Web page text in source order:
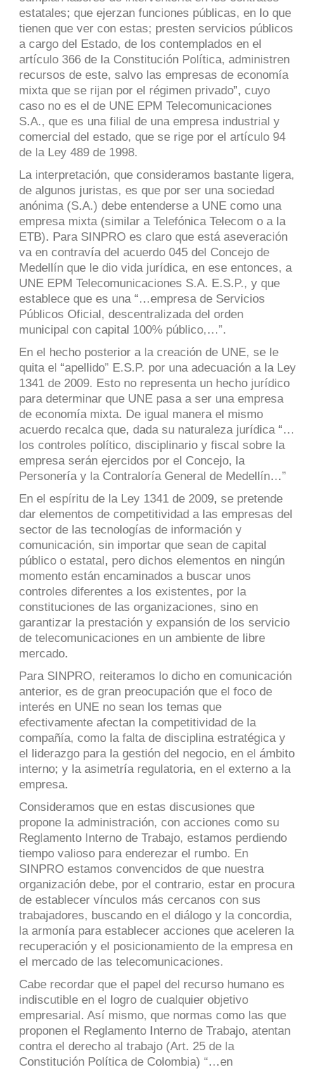
estatales; que ejerzan funciones públicas, en lo que
tienen que ver con estas; presten servicios públicos
a cargo del Estado, de los contemplados en el
artículo 366 de la Constitución Política, administren
recursos de este, salvo las empresas de economía
mixta que se rijan por el régimen privado”, cuyo
caso no es el de UNE EPM Telecomunicaciones
S.A., que es una filial de una empresa industrial y
comercial del estado, que se rige por el artículo 94
de la Ley 489 de 1998.
La interpretación, que consideramos bastante ligera,
de algunos juristas, es que por ser una sociedad
anónima (S.A.) debe entenderse a UNE como una
empresa mixta (similar a Telefónica Telecom o a la
ETB). Para SINPRO es claro que está aseveración
va en contravía del acuerdo 045 del Concejo de
Medellín que le dio vida jurídica, en ese entonces, a
UNE EPM Telecomunicaciones S.A. E.S.P., y que
establece que es una “…empresa de Servicios
Públicos Oficial, descentralizada del orden
municipal con capital 100% público,…”.
En el hecho posterior a la creación de UNE, se le
quita el “apellido” E.S.P. por una adecuación a la Ley
1341 de 2009. Esto no representa un hecho jurídico
para determinar que UNE pasa a ser una empresa
de economía mixta. De igual manera el mismo
acuerdo recalca que, dada su naturaleza jurídica “…
los controles político, disciplinario y fiscal sobre la
empresa serán ejercidos por el Concejo, la
Personería y la Contraloría General de Medellín…”
En el espíritu de la Ley 1341 de 2009, se pretende
dar elementos de competitividad a las empresas del
sector de las tecnologías de información y
comunicación, sin importar que sean de capital
público o estatal, pero dichos elementos en ningún
momento están encaminados a buscar unos
controles diferentes a los existentes, por la
constituciones de las organizaciones, sino en
garantizar la prestación y expansión de los servicio
de telecomunicaciones en un ambiente de libre
mercado.
Para SINPRO, reiteramos lo dicho en comunicación
anterior, es de gran preocupación que el foco de
interés en UNE no sean los temas que
efectivamente afectan la competitividad de la
compañía, como la falta de disciplina estratégica y
el liderazgo para la gestión del negocio, en el ámbito
interno; y la asimetría regulatoria, en el externo a la
empresa.
Consideramos que en estas discusiones que
propone la administración, con acciones como su
Reglamento Interno de Trabajo, estamos perdiendo
tiempo valioso para enderezar el rumbo. En
SINPRO estamos convencidos de que nuestra
organización debe, por el contrario, estar en procura
de establecer vínculos más cercanos con sus
trabajadores, buscando en el diálogo y la concordia,
la armonía para establecer acciones que aceleren la
recuperación y el posicionamiento de la empresa en
el mercado de las telecomunicaciones.
Cabe recordar que el papel del recurso humano es
indiscutible en el logro de cualquier objetivo
empresarial. Así mismo, que normas como las que
proponen el Reglamento Interno de Trabajo, atentan
contra el derecho al trabajo (Art. 25 de la
Constitución Política de Colombia) “…en